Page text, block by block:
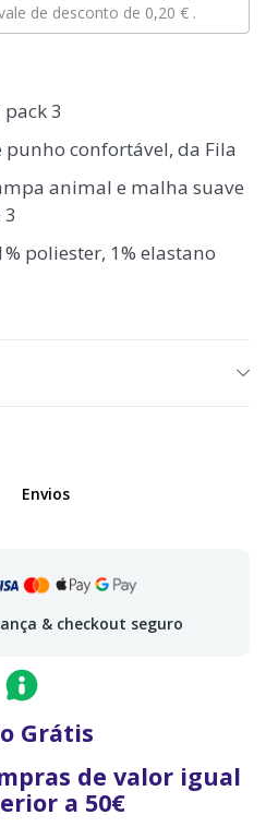
de desconto de 0,20 €.
3
punho confortável, da Fila
animal e malha suave
poliester, 1% elastano
Envios
& checkout seguro
Grátis
de valor igual
a 50€